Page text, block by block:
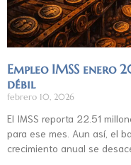
Empleo IMSS enero
débil
febrero 10, 2026
El IMSS reporta 22.51
para ese mes. Aun así, el
crecimiento anual se